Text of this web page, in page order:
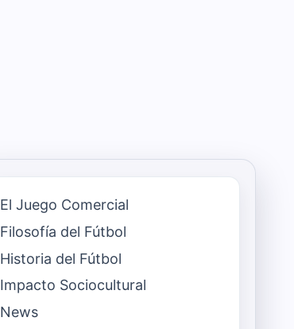
El Juego Comercial
Filosofía del Fútbol
Historia del Fútbol
Impacto Sociocultural
News